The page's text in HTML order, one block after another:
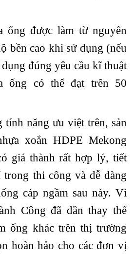
ống được làm từ nguyên
bền cao khi sử dụng (nếu
đúng yêu cầu kĩ thuật
ống có thể đạt trên 50
tính năng ưu việt trên, sản
xoắn HDPE Mekong
giá thành rất hợp lý, tiết
thi công và dễ dàng
cáp ngầm sau này. Vì
Công đã dần thay thế
ống khác trên thị trường
hoàn hảo cho các đơn vị